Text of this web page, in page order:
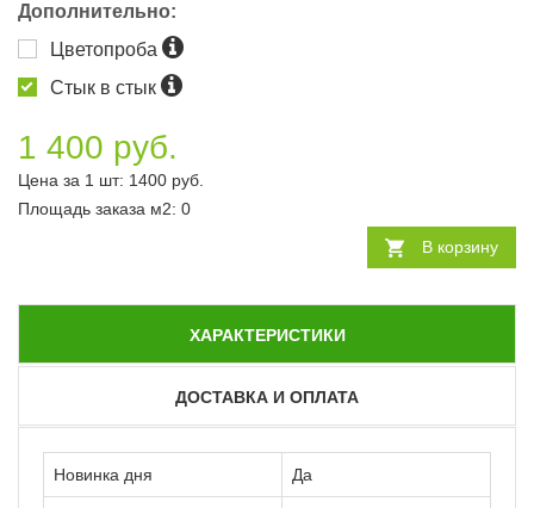
Дополнительно:
Цветопроба
Стык в стык
1 400 руб.
Цена за 1 шт: 1400 руб.
Площадь заказа м2: 0
В корзину
ХАРАКТЕРИСТИКИ
ДОСТАВКА И ОПЛАТА
Новинка дня Да